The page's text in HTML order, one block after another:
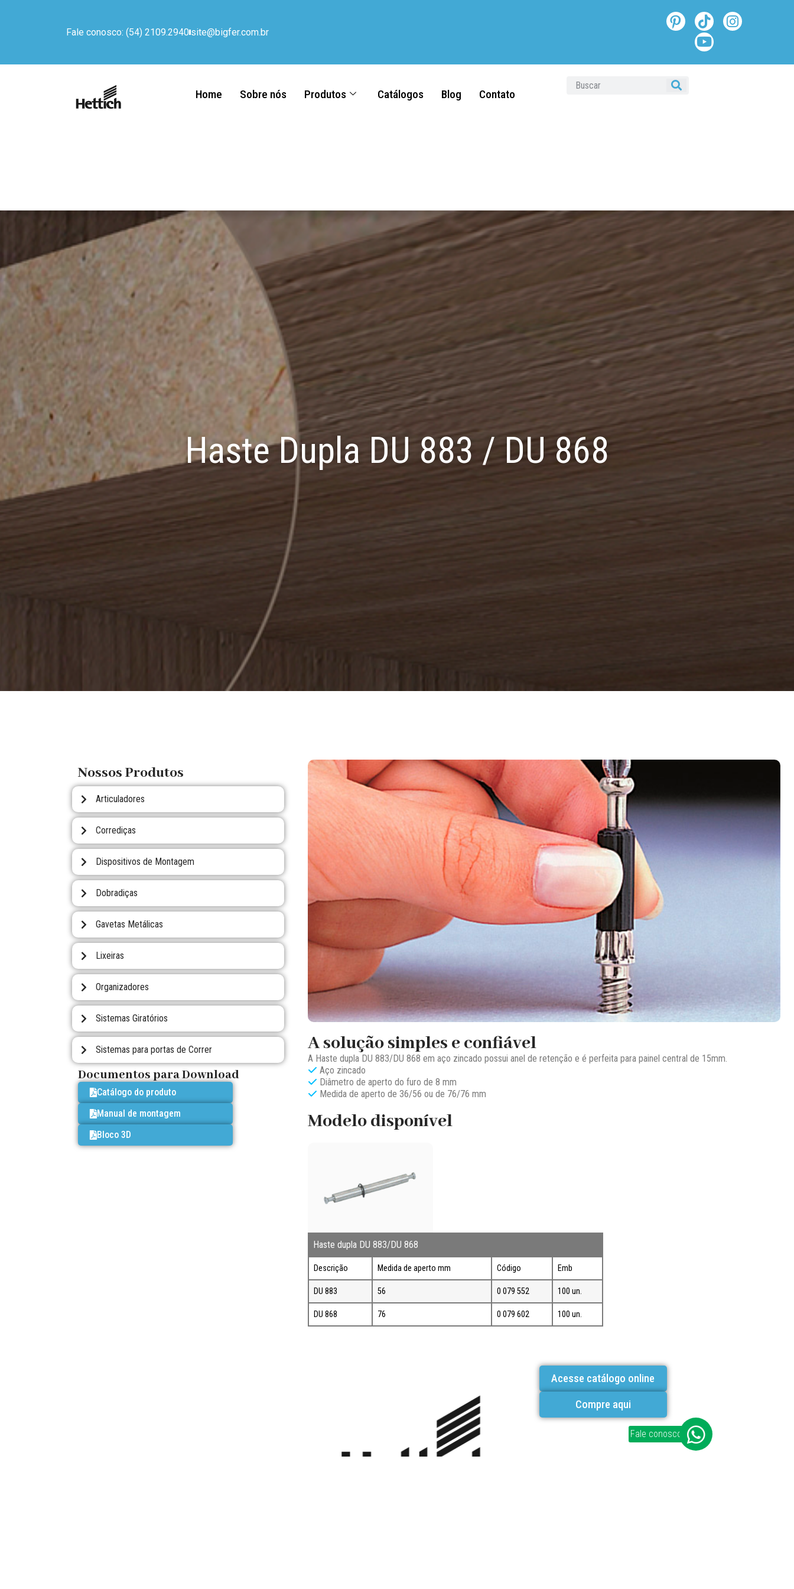
Fale conosco: (54) 2109.2940site@bigfer.com.br
Home Sobre nós Produtos Catálogos Blog Contato
Haste Dupla DU 883 / DU 868
Nossos Produtos
Articuladores
Corrediças
Dispositivos de Montagem
Dobradiças
Gavetas Metálicas
Lixeiras
Organizadores
Sistemas Giratórios
Sistemas para portas de Correr
Documentos para Download
Catálogo do produto
Manual de montagem
Bloco 3D
A Haste dupla DU 883/DU 868 em aço zincado possui anel de retenção e é perfeita para painel central de 15mm.
Aço zincado
Diâmetro de aperto do furo de 8 mm
Medida de aperto de 36/56 ou de 76/76 mm
A solução simples e confiável
Modelo disponível
Haste dupla DU 883/DU 868
Descrição Medida de aperto mm Código Emb
DU 883 56 0 079 552 100 un.
DU 868 76 0 079 602 100 un.
Acesse catálogo online
Compre aqui
Fale conosco